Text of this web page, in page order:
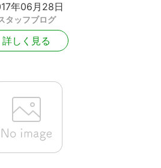
年06月28日
タッフブログ
詳しく見る